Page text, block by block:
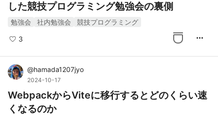
した競技プログラミング勉強会の裏側
勉強会 社内勉強会 競技プログラミング
3 more_horiz
@hamada1207jyo
2024-10-17
WebpackからViteに移行するとどのくらい速
くなるのか